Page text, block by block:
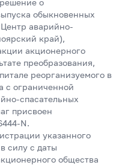
о
обыкновенных
аварийно-
край),
акционерного
преобразования,
реорганизуемого в
с ограниченной
спасательных
присвоен
N.
указанного
силу с даты
общества